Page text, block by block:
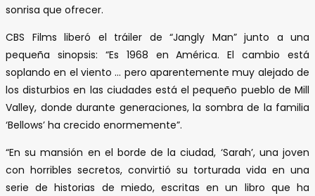
sonrisa que ofrecer.
CBS Films liberó el tráiler de “Jangly Man” junto a una
pequeña sinopsis: “Es 1968 en América. El cambio está
soplando en el viento … pero aparentemente muy alejado de
los disturbios en las ciudades está el pequeño pueblo de Mill
Valley, donde durante generaciones, la sombra de la familia
‘Bellows’ ha crecido enormemente”.
“En su mansión en el borde de la ciudad, ‘Sarah’, una joven
con horribles secretos, convirtió su torturada vida en una
serie de historias de miedo, escritas en un libro que ha